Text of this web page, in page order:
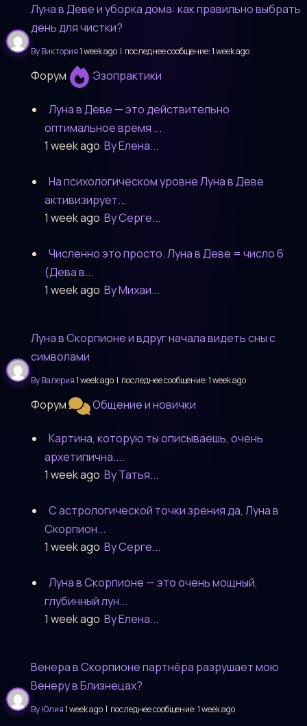
Луна в Деве и уборка дома: как правильно выбрать
день для чистки?
By Виктория1 week ago | последнее сообщение:1 week ago
Форум Эзопрактики
Луна в Деве — это действительно
оптимальное время ...
1 week ago By Елена...
На психологическом уровне Луна в Деве
активизирует...
1 week ago By Серге...
Численно это просто. Луна в Деве = число 6
(Дева в...
1 week ago By Михаи...
Луна в Скорпионе и вдруг начала видеть сны с
символами
By Валерия1 week ago | последнее сообщение:1 week ago
Форум Общение и новички
Картина, которую ты описываешь, очень
архетипична....
1 week ago By Татья...
С астрологической точки зрения да, Луна в
Скорпион...
1 week ago By Серге...
Луна в Скорпионе — это очень мощный,
глубинный лун...
1 week ago By Елена...
Венера в Скорпионе партнёра разрушает мою
Венеру в Близнецах?
By Юлия1 week ago | последнее сообщение:1 week ago